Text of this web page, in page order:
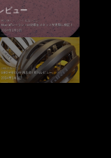
ビュー